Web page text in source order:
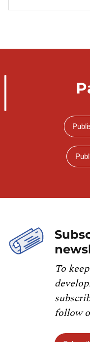
To
follow